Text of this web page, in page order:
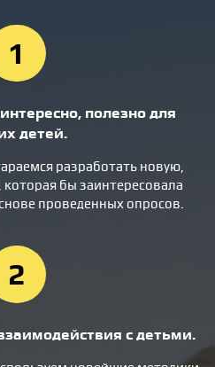
1
полезно для
детей.
разработать новую,
бы заинтересовала
проведенных опросов.
2
с детьми.